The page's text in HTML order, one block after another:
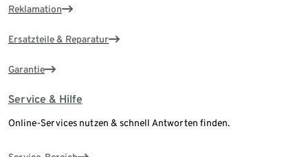
Reklamation
Ersatzteile & Reparatur
Garantie
Service & Hilfe
Online-Services nutzen & schnell Antworten finden.